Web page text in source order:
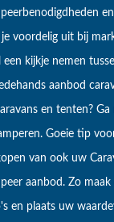
je voordelig uit bij
een kijkje nemen
aanbod
en tenten? Ga
Goeie tip
van ook uw
aanbod. Zo
en plaats uw